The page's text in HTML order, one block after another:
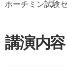
ホーチミン試験
講演内容